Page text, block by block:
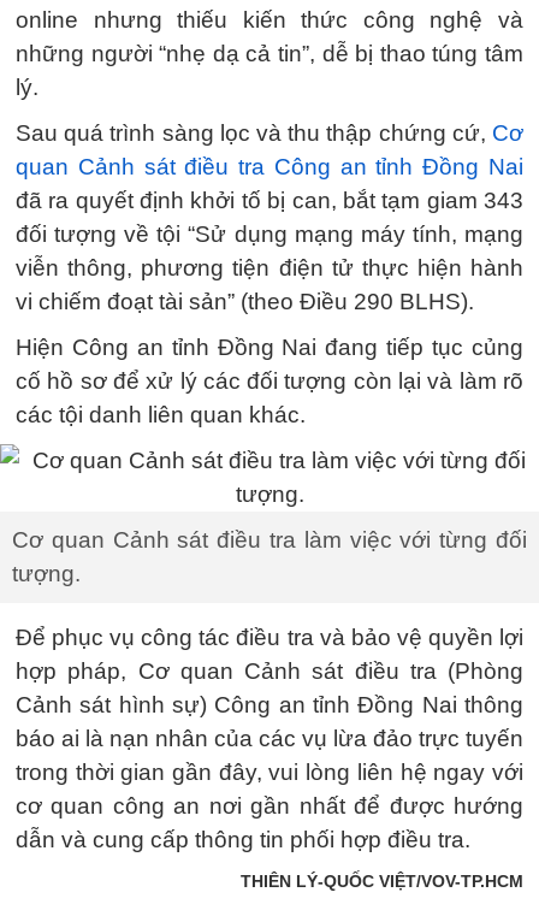
online nhưng thiếu kiến thức công nghệ và
những người “nhẹ dạ cả tin”, dễ bị thao túng tâm
lý.
Sau quá trình sàng lọc và thu thập chứng cứ, Cơ
quan Cảnh sát điều tra Công an tỉnh Đồng Nai
đã ra quyết định khởi tố bị can, bắt tạm giam 343
đối tượng về tội “Sử dụng mạng máy tính, mạng
viễn thông, phương tiện điện tử thực hiện hành
vi chiếm đoạt tài sản” (theo Điều 290 BLHS).
Hiện Công an tỉnh Đồng Nai đang tiếp tục củng
cố hồ sơ để xử lý các đối tượng còn lại và làm rõ
các tội danh liên quan khác.
Cơ quan Cảnh sát điều tra làm việc với từng đối
tượng.
Để phục vụ công tác điều tra và bảo vệ quyền lợi
hợp pháp, Cơ quan Cảnh sát điều tra (Phòng
Cảnh sát hình sự) Công an tỉnh Đồng Nai thông
báo ai là nạn nhân của các vụ lừa đảo trực tuyến
trong thời gian gần đây, vui lòng liên hệ ngay với
cơ quan công an nơi gần nhất để được hướng
dẫn và cung cấp thông tin phối hợp điều tra.
THIÊN LÝ-QUỐC VIỆT/VOV-TP.HCM